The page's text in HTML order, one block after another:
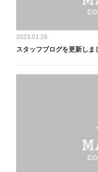
2023.01.26
スタッフブログを更新しま